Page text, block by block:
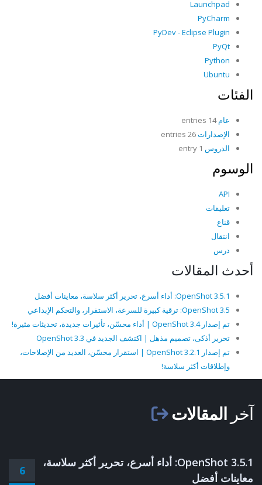
Launchpad
PyCharm
PyDev - Eclipse Plugin
PyQt
Python
Ubuntu
الفئات
عام14 entries
الإصدارات
الدروس
الوسوم
API
تعليقات
قناع
انتقال
درس
أحدث المقالات
OpenShot 3.5.1: أداء أسرع، تحرير أكثر سلاسة، معاينات أفضل
OpenShot 3.5: ترقية كبيرة للسرعة، الاستقرار، والتحكم الإبداعي
تم إصدار OpenShot 3.4 | أداء محسّن، تأثيرات جديدة، تحديثات مثيرة!
تحرير أذكى، تصميم مذهل | اكتشف الجديد في OpenShot 3.3
تم إصدار OpenShot 3.2.1 | استقرار محسّن، العديد من الإصلاحات،
وإطلاقات أكثر سلاسة!
آخر المقالات
6
OpenShot 3.5.1: أداء أسرع، تحرير أكثر سلاسة،
معاينات أفضل